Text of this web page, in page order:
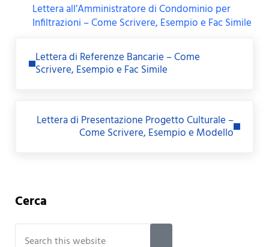
Lettera all’Amministratore di Condominio per
Infiltrazioni – Come Scrivere, Esempio e Fac Simile
Lettera di Referenze Bancarie – Come
Scrivere, Esempio e Fac Simile
Lettera di Presentazione Progetto Culturale –
Come Scrivere, Esempio e Modello
Sidebar
Cerca
Search this website